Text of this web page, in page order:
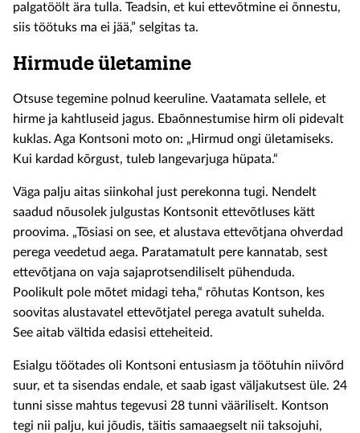
palgatöölt ära tulla. Teadsin, et kui ettevõtmine ei õnnestu,
siis töötuks ma ei jää,” selgitas ta.
Hirmude ületamine
Otsuse tegemine polnud keeruline. Vaatamata sellele, et
hirme ja kahtluseid jagus. Ebaõnnestumise hirm oli pidevalt
kuklas. Aga Kontsoni moto on: „Hirmud ongi ületamiseks.
Kui kardad kõrgust, tuleb langevarjuga hüpata.“
Väga palju aitas siinkohal just perekonna tugi. Nendelt
saadud nõusolek julgustas Kontsonit ettevõtluses kätt
proovima. „Tõsiasi on see, et alustava ettevõtjana ohverdad
perega veedetud aega. Paratamatult pere kannatab, sest
ettevõtjana on vaja sajaprotsendiliselt pühenduda.
Poolikult pole mõtet midagi teha,“ rõhutas Kontson, kes
soovitas alustavatel ettevõtjatel perega avatult suhelda.
See aitab vältida edasisi etteheiteid.
Esialgu töötades oli Kontsoni entusiasm ja töötuhin niivõrd
suur, et ta sisendas endale, et saab igast väljakutsest üle. 24
tunni sisse mahtus tegevusi 28 tunni vääriliselt. Kontson
tegi nii palju, kui jõudis, täitis samaaegselt nii taksojuhi,